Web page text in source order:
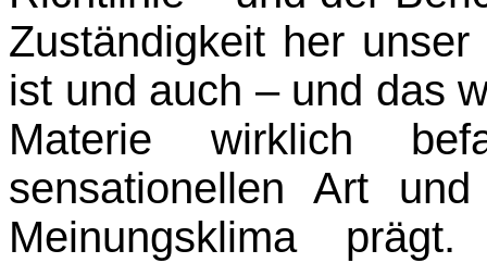
Zuständigkeit her
ist und auch – und das
Materie wirklich
sensationellen Art
Meinungsklima